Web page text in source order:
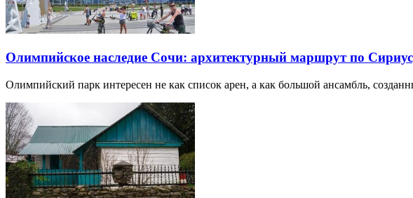
Олимпийское наследие Сочи: архитектурный маршрут по
Олимпийский парк интересен не как список арен, а как большой ансамбль,